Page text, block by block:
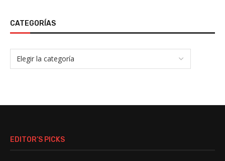
CATEGORÍAS
EDITOR’S PICKS